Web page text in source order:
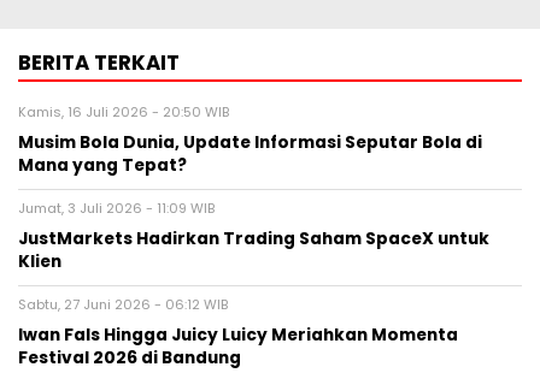
BERITA TERKAIT
Kamis, 16 Juli 2026 - 20:50 WIB
Musim Bola Dunia, Update Informasi Seputar Bola di
Mana yang Tepat?
Jumat, 3 Juli 2026 - 11:09 WIB
JustMarkets Hadirkan Trading Saham SpaceX untuk
Klien
Sabtu, 27 Juni 2026 - 06:12 WIB
Iwan Fals Hingga Juicy Luicy Meriahkan Momenta
Festival 2026 di Bandung